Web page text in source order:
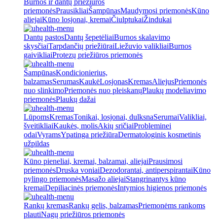
Burnos ir dantų priežiūros
priemonėsPrausikliaiŠampūnasMaudymosi priemonėsKūno
aliejaiKūno losjonai, kremaiČiulptukaiŽindukai
Dantų pastosDantų šepetėliaiBurnos skalavimo
skysčiaiTarpdančių priežiūraiLiežuvio valikliaiBurnos
gaivikliaiProtezų priežiūros priemonės
ŠampūnasKondicionierius,
balzamasSerumasKaukėLosjonasKremasAliejusPriemonės
nuo slinkimoPriemonės nuo pleiskanųPlaukų modeliavimo
priemonėsPlaukų dažai
LūpomsKremasTonikai, losjonai, dulksnaSerumaiValikliai,
šveitikliaiKaukės, molisAkių sričiaiProbleminei
odaiVyramsYpatinga priežiūraDermatologinis kosmetinis
užpildas
Kūno pieneliai, kremai, balzamai, aliejaiPrausimosi
priemonėsDruska voniaiDezodorantai, antiperspirantaiKūno
pylingo priemonėsMasažo aliejaiStangrinantys kūno
kremaiDepiliacinės priemonėsIntymios higienos priemonės
Rankų kremasRankų gelis, balzamasPriemonėms rankoms
plautiNagų priežiūros priemonės